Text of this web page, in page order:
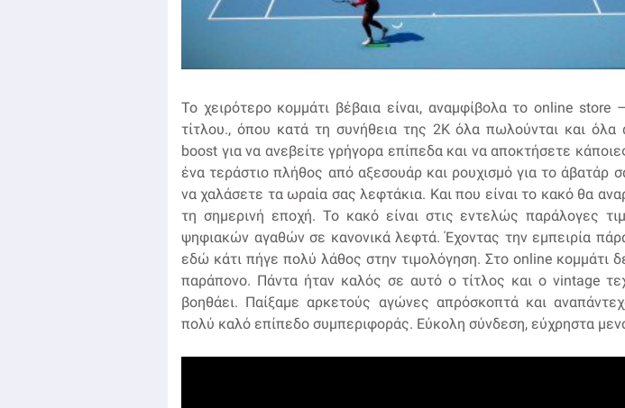
Το χειρότερο κομμάτι βέβαια είναι, αναμφίβολα το online store
τίτλου., όπου κατά τη συνήθεια της 2Κ όλα πωλούνται και όλα
boost για να ανεβείτε γρήγορα επίπεδα και να αποκτήσετε
ένα τεράστιο πλήθος από αξεσουάρ και ρουχισμό για το άβατάρ
να χαλάσετε τα ωραία σας λεφτάκια. Και που είναι το κακό θα
τη σημερινή εποχή. Το κακό είναι στις εντελώς παράλογες
ψηφιακών αγαθών σε κανονικά λεφτά. Έχοντας την εμπειρία
εδώ κάτι πήγε πολύ λάθος στην τιμολόγηση. Στο online κομμάτι
παράπονο. Πάντα ήταν καλός σε αυτό ο τίτλος και ο vintage
βοηθάει. Παίξαμε αρκετούς αγώνες απρόσκοπτά και
πολύ καλό επίπεδο συμπεριφοράς. Εύκολη σύνδεση, εύχρηστα